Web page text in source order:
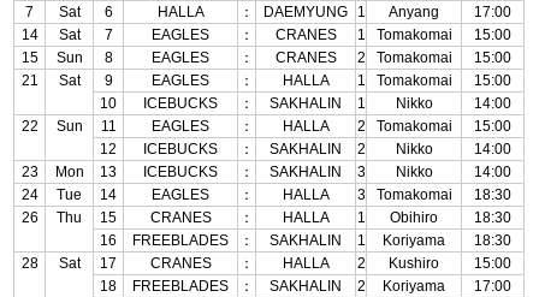
7
Sat 6 HALLA ： DAEMYUNG 1 Anyang
17:00
14
Sat 7 EAGLES ： CRANES 1 Tomakomai
15:00
15
Sun 8 EAGLES ： CRANES 2 Tomakomai
15:00
21
Sat 9 EAGLES ： HALLA 1 Tomakomai
15:00
10
ICEBUCKS ： SAKHALIN 1 Nikko
14:00
22
Sun 11 EAGLES ： HALLA 2 Tomakomai
15:00
12
ICEBUCKS ： SAKHALIN 2 Nikko
14:00
23
Mon 13 ICEBUCKS ： SAKHALIN 3 Nikko
14:00
24
Tue 14 EAGLES ： HALLA 3 Tomakomai
18:30
26
Thu 15 CRANES ： HALLA 1 Obihiro
18:30
16
FREEBLADES ： SAKHALIN 1 Koriyama
18:30
28
Sat 17 CRANES ： HALLA 2 Kushiro
15:00
18
FREEBLADES ： SAKHALIN 2 Koriyama
17:00